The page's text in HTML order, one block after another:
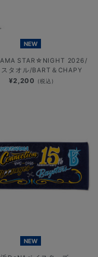
NEW
STAR☆NIGHT 2026/
スタオル/BART＆CHAPY
¥2,200 (税込)
NEW